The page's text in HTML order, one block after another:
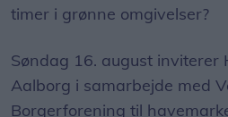
timer i grønne omgivelser?
Søndag 16. august inviterer
Aalborg i samarbejde med
Borgerforening til